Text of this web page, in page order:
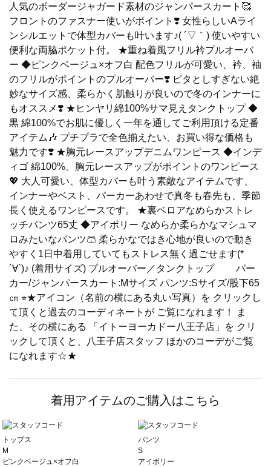
人気のボーダージャガード素材のジャンパースカート🥰
フロントのファスナー使いがポイント❣️ 女性らしいAライ
ンシルエットで体型カバーも叶います♪( ´▽｀) 使いやすい
便利な両脇ポケット付。 ★重ね着風フリル衿プルオーバ
ー ◆ピンクベージュ×オフ白 配色フリルが可愛い、衿、袖
のフリルがポイントのプルオーバー❣️ ピタとしすぎない絶
妙なサイズ感、柔らかく肌触りが良いので冬のインナーに
もオススメ❣️ ★ヒンヤリ綿100%サマ見えタンクトップ ◆
黒 綿100%でお肌に優しく一年を通してご利用頂ける定番
アイテム🎶 プチプラで全色揃えたい、お買い得な価格も
魅力です❣️ ★胸元レースアップデニムワンピース ◆インデ
ィゴ 綿100%、胸元レースアップがポイントのワンピース
💖 大人可愛い、体型カバーも叶う素敵なアイテムです、
インナーやベスト、パーカーあわせで真冬も春先も、季節
長く使えるワンピースです。 ★裏ベロアなめらかストレ
ッチパンツ65丈 ◆アイボリー なめらか柔らかなマシュマ
ロみたいなパンツ🩳 柔らかなではき心地が良いので動き
やすく1日中着用していてもストレス無く過ごせます(*
´∀`)♪ (着用サイズ) プルオーバー／タンクトップ パー
カー/ジャンパースカート:Mサイズ パンツ:Sサイズ/股下65
㎝ ⭐︎★アイコン（名前の横にある丸い写真）を クリックし
て頂くと過去のコーディネートが ご覧になれます！ ま
た、その横にある 「イトーヨーカドー八王子店」を クリ
ックして頂くと、八王子店スタッフ ほかのコーデがご覧
になれます☆★
着用アイテムのご購入はこちら
トップス
M
ピンクベージュ×オフ白
パンツ
S
アイボリー